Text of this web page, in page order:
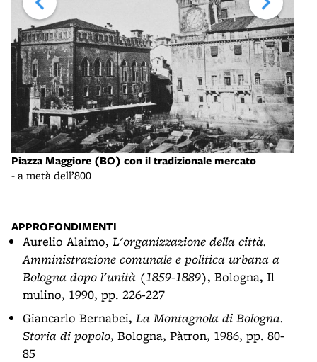
Piazza Maggiore (BO) con il tradizionale mercato
- a metà dell’800
APPROFONDIMENTI
Aurelio Alaimo, L'organizzazione della città.
Amministrazione comunale e politica urbana a
Bologna dopo l'unità (1859-1889), Bologna, Il
mulino, 1990, pp. 226-227
Giancarlo Bernabei, La Montagnola di Bologna.
Storia di popolo, Bologna, Pàtron, 1986, pp. 80-
85